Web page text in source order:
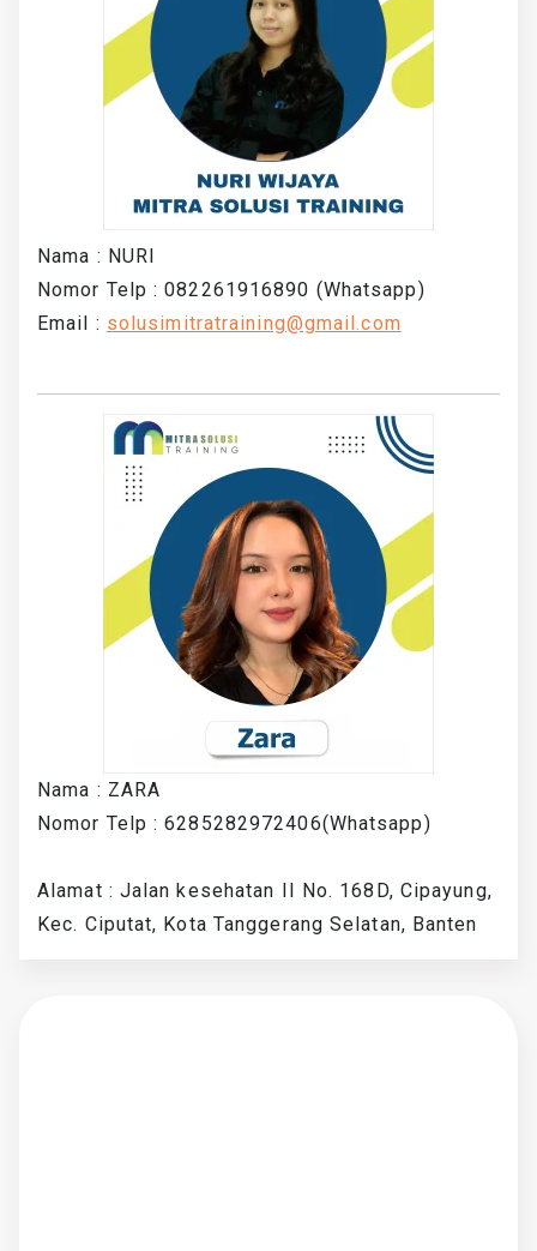
Nama : NURI
Nomor Telp : 082261916890 (Whatsapp)
Email : solusimitratraining@gmail.com
Nama : ZARA
Nomor Telp : 6285282972406(Whatsapp)
Alamat : Jalan kesehatan II No. 168D, Cipayung,
Kec. Ciputat, Kota Tanggerang Selatan, Banten